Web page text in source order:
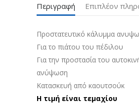
Περιγραφή Επιπλέον
Προστατευτικό κάλυμμα
Για το πιάτου του πέδιλου
Για την προστασία του
ανύψωση
Κατασκευή από καουτσούκ
Η τιμή είναι τεμαχίου